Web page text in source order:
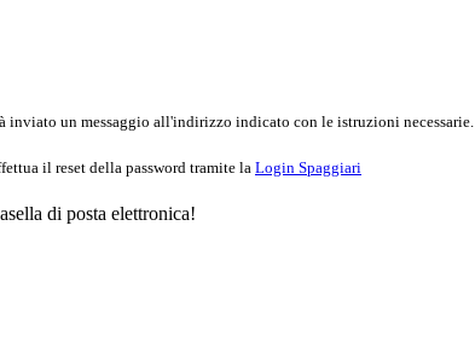
inviato un messaggio all'indirizzo indicato con le istruzioni necessarie.
il reset della password tramite la Login Spaggiari
di posta elettronica!